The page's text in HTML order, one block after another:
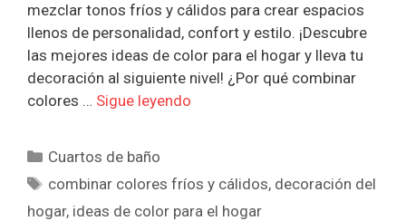
mezclar tonos fríos y cálidos para crear espacios
llenos de personalidad, confort y estilo. ¡Descubre
las mejores ideas de color para el hogar y lleva tu
decoración al siguiente nivel! ¿Por qué combinar
colores … Sigue leyendo
Categorías
Cuartos de baño
Etiquetas
combinar colores fríos y cálidos, decoración del
hogar, ideas de color para el hogar